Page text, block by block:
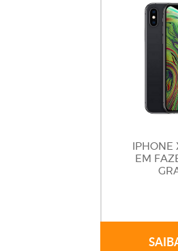
IPHONE
EM